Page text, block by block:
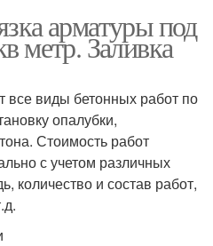
арматуры под
метр. Заливка
виды бетонных работ по
опалубки,
Стоимость работ
с учетом различных
количество и состав работ,